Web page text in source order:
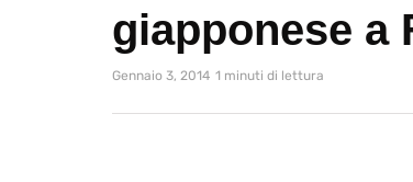
giapponese a
Gennaio 3, 2014 1 minuti di lettura